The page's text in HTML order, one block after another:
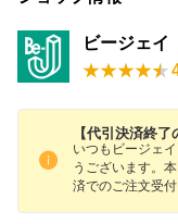
ビージェイ
【代引決済終了
いつもビージェ
うございます。
済でのご注文受